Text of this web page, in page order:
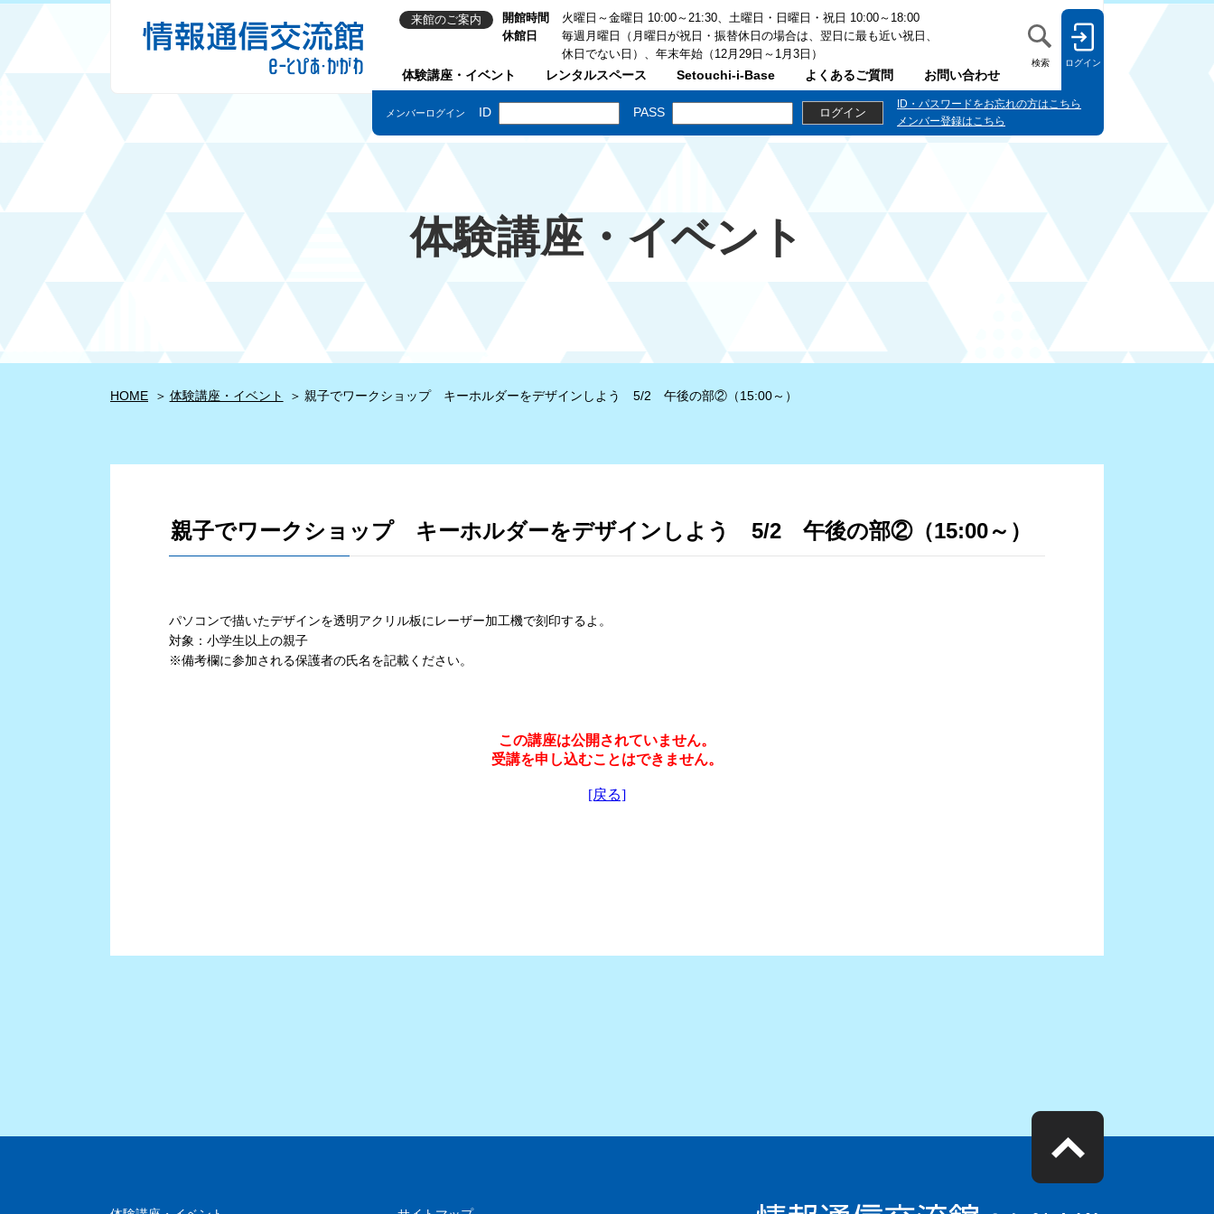
体験講座・イベント レンタルスペース Setouchi-i-Base よくあるご質問 お問い合わせ
検索 ログイン
来館のご案内 開館時間
火曜日～金曜日 10:00～21:30、土曜日・日曜日・祝日 10:00～18:00
休館日
毎週月曜日（月曜日が祝日・振替休日の場合は、翌日に最も近い祝日、
休日でない日）、年末年始（12月29日～1月3日）
体験講座・イベント
HOME 体験講座・イベント 親子でワークショップ キーホルダーをデザインしよう 5/2 午後の部②（15:00～）
親子でワークショップ キーホルダーをデザインしよう 5/2 午後の部②（15:00～）
パソコンで描いたデザインを透明アクリル板にレーザー加工機で刻印するよ。
対象：小学生以上の親子
※備考欄に参加される保護者の氏名を記載ください。